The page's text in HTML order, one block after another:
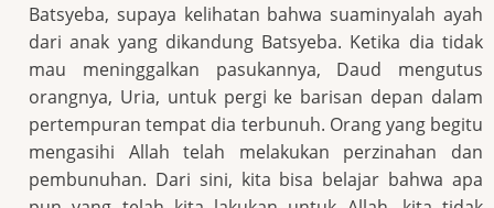
Batsyeba, supaya kelihatan bahwa suaminyalah ayah
dari anak yang dikandung Batsyeba. Ketika dia tidak
mau meninggalkan pasukannya, Daud mengutus
orangnya, Uria, untuk pergi ke barisan depan dalam
pertempuran tempat dia terbunuh. Orang yang begitu
mengasihi Allah telah melakukan perzinahan dan
pembunuhan. Dari sini, kita bisa belajar bahwa apa